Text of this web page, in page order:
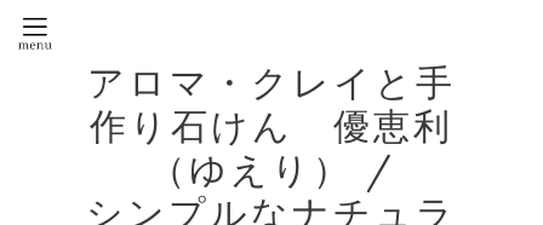
アロマ・クレイと手
作り石けん 優恵利
（ゆえり） /
シンプルなナチュラ